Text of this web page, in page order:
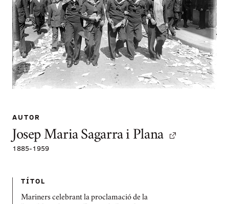
AUTOR
Josep Maria Sagarra i Plana
1885-1959
TÍTOL
Mariners celebrant la proclamació de la